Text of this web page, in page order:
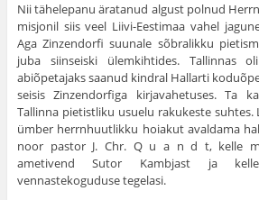
Nii tähelepanu äratanud algust polnud
misjonil siis veel Liivi-Eestimaa vahel
Aga Zinzendorfi suunale sõbralikku
juba siinseiski ülemkihtides. Tallinnas
abiõpetajaks saanud kindral Hallarti
seisis Zinzendorfiga kirja­vahetuses. Ta
Tallinna pietistliku usuelu rakukeste suhtes.
ümber herrnhuutlikku hoiakut avaldama
noor pastor J. Chr. Q u a n d t, kelle
ametivend Sutor Kambjast ja
vennastekoguduse tegelasi.